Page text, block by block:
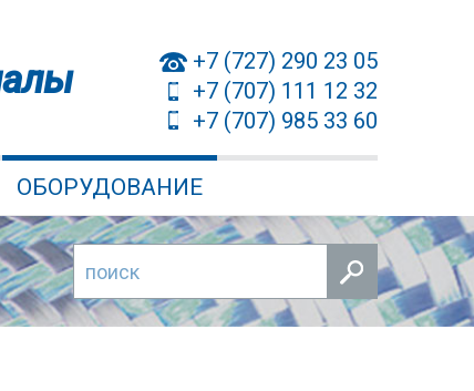
+7 (727) 290 23 05
+7 (707) 111 12 32
+7 (707) 985 33 60
ОБОРУДОВАНИЕ